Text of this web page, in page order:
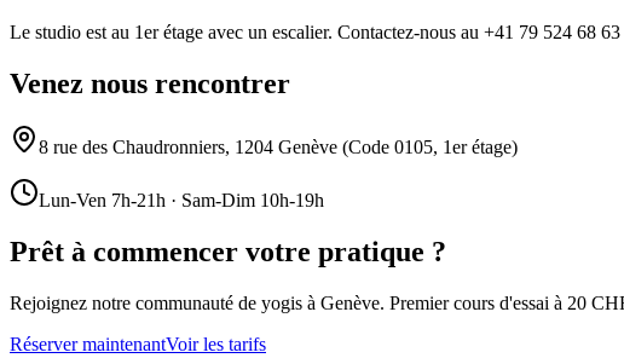
Le studio est au 1er étage avec un escalier. Contactez-nous au +41 79 524 68
Venez nous rencontrer
8 rue des Chaudronniers, 1204 Genève (Code 0105, 1er étage)
Lun-Ven 7h-21h · Sam-Dim 10h-19h
Prêt à commencer votre pratique ?
Rejoignez notre communauté de yogis à Genève. Premier cours d'essai à 20
Réserver maintenantVoir les tarifs